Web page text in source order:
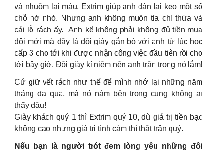
và nhuộm lại màu, Extrim giúp anh dán lại keo một số
chỗ hở nhỏ. Nhưng anh không muốn tỉa chỉ thừa và
cái lỗ rách ấy. Anh kể không phải không đủ tiền mua
đôi mới mà đây là đôi giày gắn bó với anh từ lúc học
cấp 3 cho tới khi được nhận công việc đầu tiên rồi cho
tới bây giờ. Đôi giày kỉ niệm nên anh trân trọng nó lắm!
Cứ giữ vết rách như thế để mình nhớ lại những năm
tháng đã qua, mà nó nằm bên trong cũng không ai
thấy đâu!
Giày khách quý 1 thì Extrim quý 10, dù giá trị tiền bạc
không cao nhưng giá trị tình cảm thì thật trân quý.
Nếu bạn là người trót đem lòng yêu những đôi